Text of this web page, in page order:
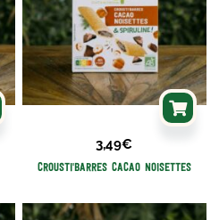
3,49€
Crousti'barres Cacao Noisettes